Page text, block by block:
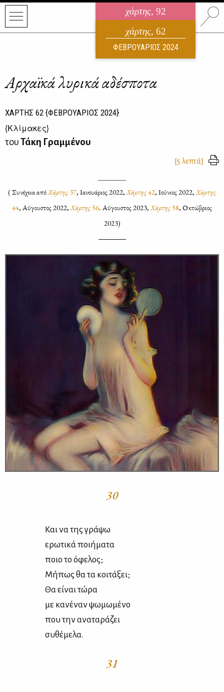
χάρτης, 92
ηλεκτρονικό περιοδικό
ΑΥΓΟΥΣΤΟΣ 2026
χάρτης, 62
ΦΕΒΡΟΥΑΡΙΟΣ 2024
Αρχαϊκά λυρικά αδέσποτα
ΧΑΡΤΗΣ 62 {ΦΕΒΡΟΥΑΡΙΟΣ 2024}
{Κλίμακες}
τουΤάκη Γραμμένου
{5 λεπτά}
( Συ­νέ­χεια απόΧάρ­της 37, Ια­νουά­ριος 2022,Χάρ­της42, Ιού­νιος 2022,Χάρ­της
44, Αύ­γου­στος 2022,Χάρ­της 56, Αύ­γου­στος 2023,Χάρ­της 58, Οκτώ­βριος
2023)
30
Και να της γρά­ψω
ερω­τι­κά ποι­ή­μα­τα
ποιο το όφε­λος;
Μή­πως θα τα κοι­τά­ξει;
Θα εί­ναι τώ­ρα
με κα­νέ­ναν ψω­μω­μέ­νο
που την ανα­τα­ρά­ζει
συ­θέ­με­λα.
31